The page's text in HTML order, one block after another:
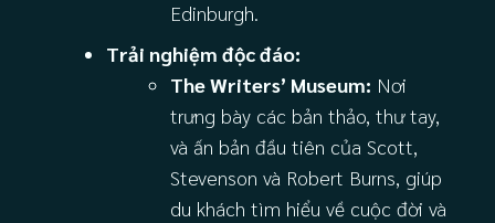
Edinburgh.
Trải nghiệm độc đáo:
The Writers’ Museum: Nơi
trưng bày các bản thảo, thư tay,
và ấn bản đầu tiên của Scott,
Stevenson và Robert Burns, giúp
du khách tìm hiểu về cuộc đời và